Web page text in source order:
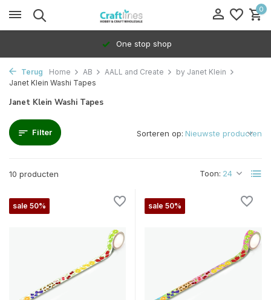
0
One stop shop
Terug Home AB AALL and Create
by Janet Klein
Janet Klein Washi Tapes
Janet Klein Washi Tapes
Filter
10 producten Toon:
Sorteren op:
sale 50% sale 50%